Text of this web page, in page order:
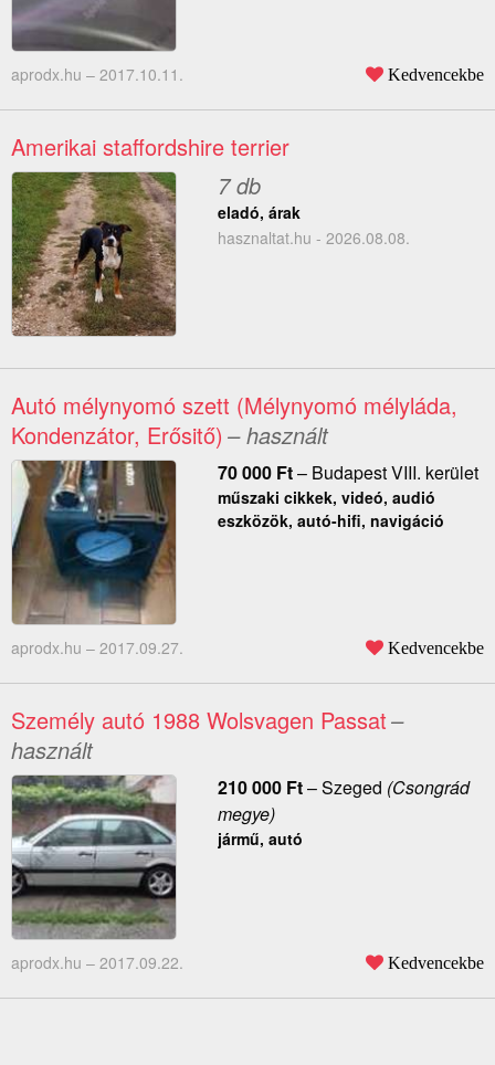
aprodx.hu – 2017.10.11. Kedvencekbe
Amerikai staffordshire terrier
7 db
eladó, árak
hasznaltat.hu - 2026.08.08.
Autó mélynyomó szett (Mélynyomó mélyláda,
Kondenzátor, Erősitő) – használt
70 000 Ft– Budapest VIII. kerület
műszaki cikkek, videó, audió
eszközök, autó-hifi, navigáció
aprodx.hu – 2017.09.27. Kedvencekbe
Személy autó 1988 Wolsvagen Passat–
használt
210 000 Ft–Szeged (Csongrád
megye)
jármű, autó
aprodx.hu – 2017.09.22. Kedvencekbe